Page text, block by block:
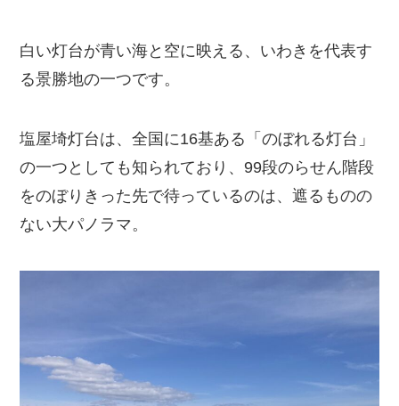
白い灯台が青い海と空に映える、いわきを代表す
る景勝地の一つです。
塩屋埼灯台は、全国に16基ある「のぼれる灯台」
の一つとしても知られており、99段のらせん階段
をのぼりきった先で待っているのは、遮るものの
ない大パノラマ。